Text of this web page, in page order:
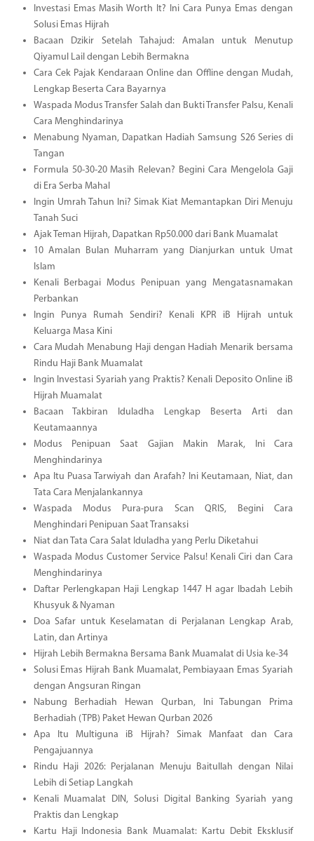
Investasi Emas Masih Worth It? Ini Cara Punya Emas dengan
Solusi Emas Hijrah
Bacaan Dzikir Setelah Tahajud: Amalan untuk Menutup
Qiyamul Lail dengan Lebih Bermakna
Cara Cek Pajak Kendaraan Online dan Offline dengan Mudah,
Lengkap Beserta Cara Bayarnya
Waspada Modus Transfer Salah dan Bukti Transfer Palsu, Kenali
Cara Menghindarinya
Menabung Nyaman, Dapatkan Hadiah Samsung S26 Series di
Tangan
Formula 50-30-20 Masih Relevan? Begini Cara Mengelola Gaji
di Era Serba Mahal
Ingin Umrah Tahun Ini? Simak Kiat Memantapkan Diri Menuju
Tanah Suci
Ajak Teman Hijrah, Dapatkan Rp50.000 dari Bank Muamalat
10 Amalan Bulan Muharram yang Dianjurkan untuk Umat
Islam
Kenali Berbagai Modus Penipuan yang Mengatasnamakan
Perbankan
Ingin Punya Rumah Sendiri? Kenali KPR iB Hijrah untuk
Keluarga Masa Kini
Cara Mudah Menabung Haji dengan Hadiah Menarik bersama
Rindu Haji Bank Muamalat
Ingin Investasi Syariah yang Praktis? Kenali Deposito Online iB
Hijrah Muamalat
Bacaan Takbiran Iduladha Lengkap Beserta Arti dan
Keutamaannya
Modus Penipuan Saat Gajian Makin Marak, Ini Cara
Menghindarinya
Apa Itu Puasa Tarwiyah dan Arafah? Ini Keutamaan, Niat, dan
Tata Cara Menjalankannya
Waspada Modus Pura-pura Scan QRIS, Begini Cara
Menghindari Penipuan Saat Transaksi
Niat dan Tata Cara Salat Iduladha yang Perlu Diketahui
Waspada Modus Customer Service Palsu! Kenali Ciri dan Cara
Menghindarinya
Daftar Perlengkapan Haji Lengkap 1447 H agar Ibadah Lebih
Khusyuk & Nyaman
Doa Safar untuk Keselamatan di Perjalanan Lengkap Arab,
Latin, dan Artinya
Hijrah Lebih Bermakna Bersama Bank Muamalat di Usia ke-34
Solusi Emas Hijrah Bank Muamalat, Pembiayaan Emas Syariah
dengan Angsuran Ringan
Nabung Berhadiah Hewan Qurban, Ini Tabungan Prima
Berhadiah (TPB) Paket Hewan Qurban 2026
Apa Itu Multiguna iB Hijrah? Simak Manfaat dan Cara
Pengajuannya
Rindu Haji 2026: Perjalanan Menuju Baitullah dengan Nilai
Lebih di Setiap Langkah
Kenali Muamalat DIN, Solusi Digital Banking Syariah yang
Praktis dan Lengkap
Kartu Haji Indonesia Bank Muamalat: Kartu Debit Eksklusif